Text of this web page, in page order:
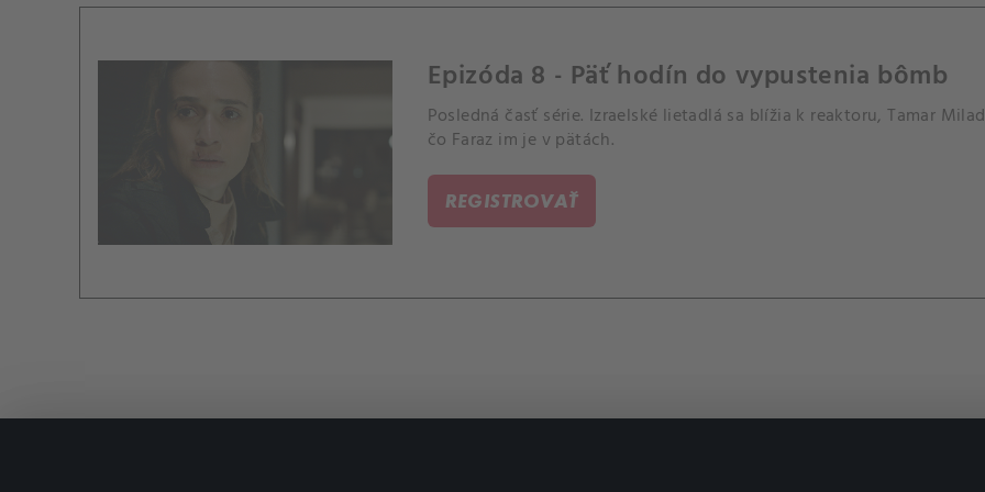
Epizóda 8 - Päť hodín do vypustenia bômb
Posledná časť série. Izraelské lietadlá sa blížia k reaktoru, Tamar
čo Faraz im je v pätách.
REGISTROVAŤ